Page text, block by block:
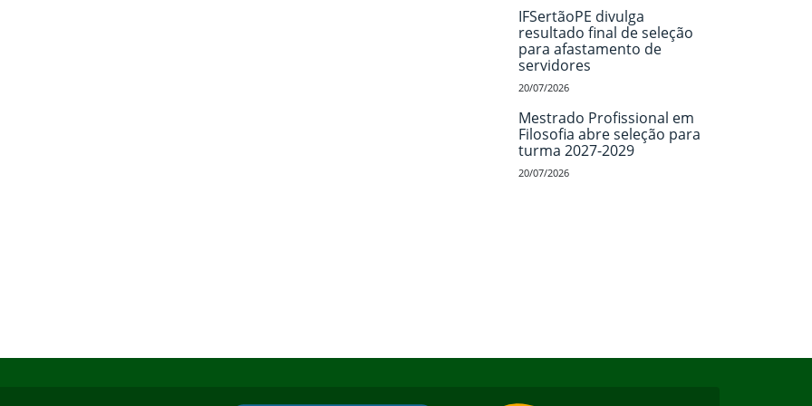
IFSertãoPE divulga
resultado final de seleção
para afastamento de
servidores
20/07/2026
Mestrado Profissional em
Filosofia abre seleção para
turma 2027-2029
20/07/2026